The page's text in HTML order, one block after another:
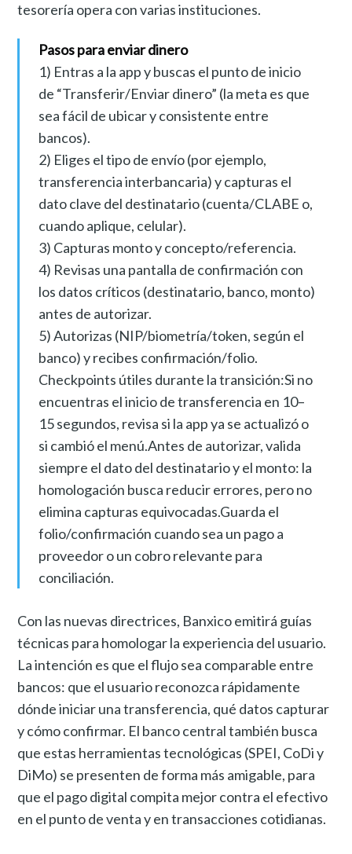
tesorería opera con varias instituciones.
Pasos para enviar dinero
1) Entras a la app y buscas el punto de inicio
de “Transferir/Enviar dinero” (la meta es que
sea fácil de ubicar y consistente entre
bancos).
2) Eliges el tipo de envío (por ejemplo,
transferencia interbancaria) y capturas el
dato clave del destinatario (cuenta/CLABE o,
cuando aplique, celular).
3) Capturas monto y concepto/referencia.
4) Revisas una pantalla de confirmación con
los datos críticos (destinatario, banco, monto)
antes de autorizar.
5) Autorizas (NIP/biometría/token, según el
banco) y recibes confirmación/folio.
Checkpoints útiles durante la transición:Si no
encuentras el inicio de transferencia en 10–
15 segundos, revisa si la app ya se actualizó o
si cambió el menú.Antes de autorizar, valida
siempre el dato del destinatario y el monto: la
homologación busca reducir errores, pero no
elimina capturas equivocadas.Guarda el
folio/confirmación cuando sea un pago a
proveedor o un cobro relevante para
conciliación.
Con las nuevas directrices, Banxico emitirá guías
técnicas para homologar la experiencia del usuario.
La intención es que el flujo sea comparable entre
bancos: que el usuario reconozca rápidamente
dónde iniciar una transferencia, qué datos capturar
y cómo confirmar. El banco central también busca
que estas herramientas tecnológicas (SPEI, CoDi y
DiMo) se presenten de forma más amigable, para
que el pago digital compita mejor contra el efectivo
en el punto de venta y en transacciones cotidianas.